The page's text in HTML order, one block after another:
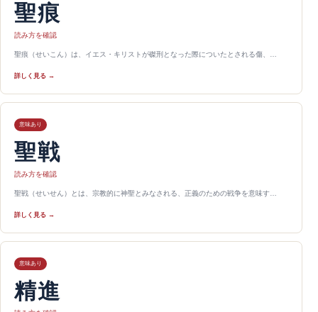
聖痕
読み方を確認
聖痕（せいこん）は、イエス・キリストが磔刑となった際についたとされる傷、…
詳しく見る →
意味あり
聖戦
読み方を確認
聖戦（せいせん）とは、宗教的に神聖とみなされる、正義のための戦争を意味す…
詳しく見る →
意味あり
精進